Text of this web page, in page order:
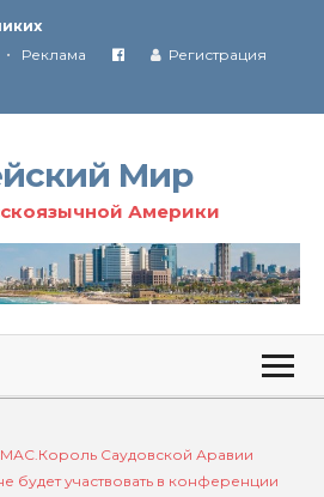
в Иране
• Реклама
Регистрация
Мир
Америки
Саудовской Аравии
будет участвовать в конференции